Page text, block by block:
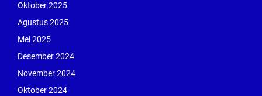
Oktober 2025
Agustus 2025
Mei 2025
Desember 2024
November 2024
Oktober 2024